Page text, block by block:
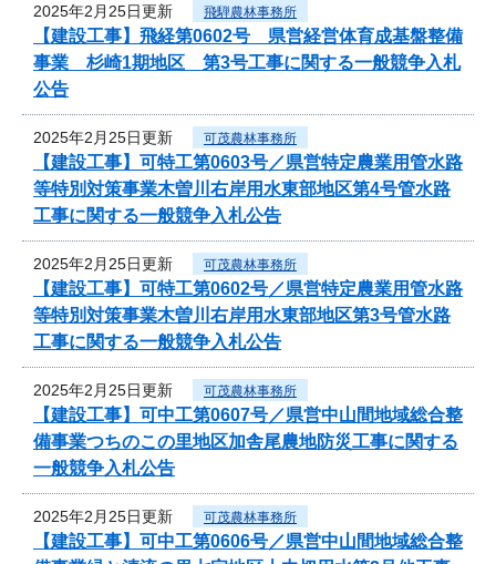
2025年2月25日更新 飛騨農林事務所
【建設工事】飛経第0602号 県営経営体育成基盤整備
事業 杉崎1期地区 第3号工事に関する一般競争入札
公告
2025年2月25日更新 可茂農林事務所
【建設工事】可特工第0603号／県営特定農業用管水路
等特別対策事業木曽川右岸用水東部地区第4号管水路
工事に関する一般競争入札公告
2025年2月25日更新 可茂農林事務所
【建設工事】可特工第0602号／県営特定農業用管水路
等特別対策事業木曽川右岸用水東部地区第3号管水路
工事に関する一般競争入札公告
2025年2月25日更新 可茂農林事務所
【建設工事】可中工第0607号／県営中山間地域総合整
備事業つちのこの里地区加舎尾農地防災工事に関する
一般競争入札公告
2025年2月25日更新 可茂農林事務所
【建設工事】可中工第0606号／県営中山間地域総合整